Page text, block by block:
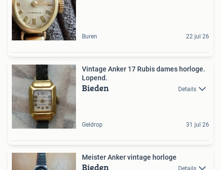
Buren 22 jul 26
Vintage Anker 17 Rubis dames horloge.
Lopend.
Bieden Details
Geldrop 31 jul 26
Meister Anker vintage horloge
Bieden Details